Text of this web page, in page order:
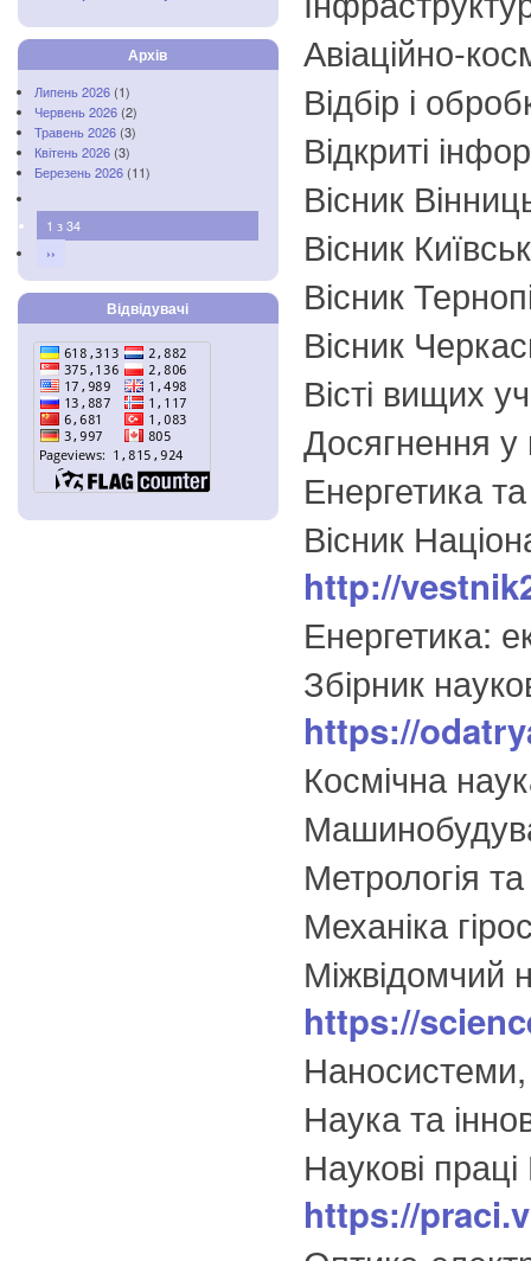
Архів
Липень 2026 (1)
Червень 2026 (2)
Травень 2026 (3)
Квітень 2026 (3)
Березень 2026 (11)
1 з 34
››
Відвідувачі
Авіаційно-
Відбір і
Відкриті
Вісник
Вісник
Вісник
Вісник
Вісті вищих
Досягнення у
Енергетика
Вісник
http://
Енергетика:
Збірник
https://
Космічна
Метрологія
Механіка
Міжвідомчий
https://
Наносистеми,
Наука та
Наукові
https://